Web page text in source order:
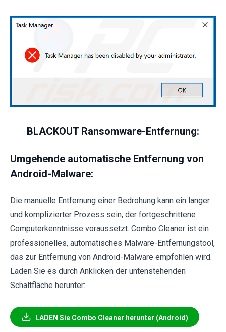
BLACKOUT Ransomware-Entfernung:
Umgehende automatische Entfernung von
Android-Malware:
Die manuelle Entfernung einer Bedrohung kann ein langer
und komplizierter Prozess sein, der fortgeschrittene
Computerkenntnisse voraussetzt. Combo Cleaner ist ein
professionelles, automatisches Malware-Entfernungstool,
das zur Entfernung von Android-Malware empfohlen wird.
Laden Sie es durch Anklicken der untenstehenden
Schaltfläche herunter:
LADEN Sie Combo Cleaner herunter (Android)